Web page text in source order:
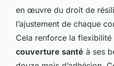
en œuvre du droit de
l’ajustement de chaque
Cela renforce la
couverture santé à ses